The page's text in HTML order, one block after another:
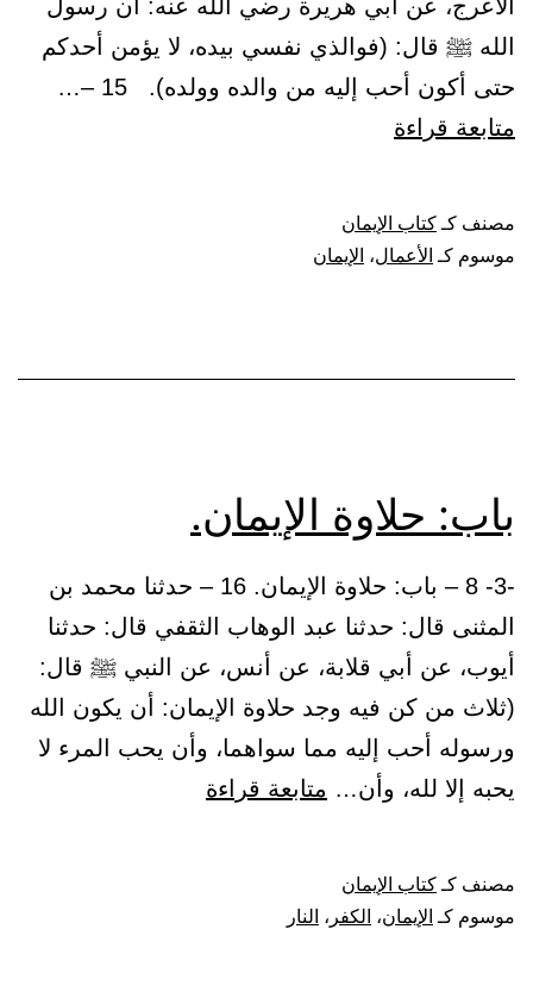
الأعرج، عن أبي هريرة رضي الله عنه: أن رسول
الله ﷺ قال: (فوالذي نفسي بيده، لا يؤمن أحدكم
حتى أكون أحب إليه من والده وولده). 15 –…
متابعة قراءة
من
مصنف كـ كتاب الإيمان
موسوم كـ الأعمال، الإيمان
باب: حلاوة الإيمان.
-3- 8 – باب: حلاوة الإيمان. 16 – حدثنا محمد بن
المثنى قال: حدثنا عبد الوهاب الثقفي قال: حدثنا
أيوب، عن أبي قلابة، عن أنس، عن النبي ﷺ قال:
(ثلاث من كن فيه وجد حلاوة الإيمان: أن يكون الله
ورسوله أحب إليه مما سواهما، وأن يحب المرء لا
يحبه إلا لله، وأن… متابعة قراءة
مصنف كـ كتاب الإيمان
موسوم كـ الإيمان، الكفر ، النار